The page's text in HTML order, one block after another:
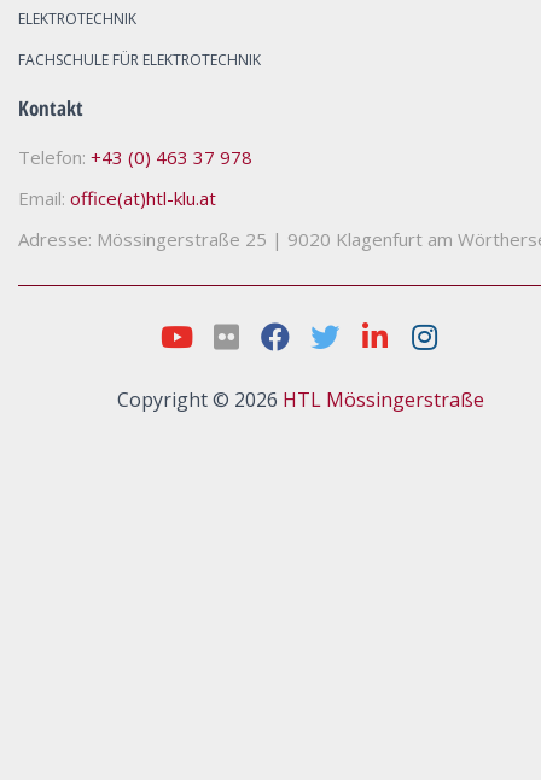
ELEKTROTECHNIK
FACHSCHULE FÜR ELEKTROTECHNIK
Kontakt
Telefon: +43 (0) 463 37 978
Email: office(at)htl-klu.at
Adresse: Mössingerstraße 25 | 9020 Klagenfurt am
Copyright © 2026 HTL Mössingerstraße